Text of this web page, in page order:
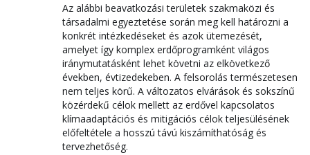
Az alábbi beavatkozási területek szakmaközi és
társadalmi egyeztetése során meg kell határozni a
konkrét intézkedéseket és azok ütemezését,
amelyet így komplex erdőprogramként világos
iránymutatásként lehet követni az elkövetkező
években, évtizedekeben. A felsorolás természetesen
nem teljes körű. A változatos elvárások és sokszínű
közérdekű célok mellett az erdővel kapcsolatos
klímaadaptációs és mitigációs célok teljesülésének
előfeltétele a hosszú távú kiszámíthatóság és
tervezhetőség.